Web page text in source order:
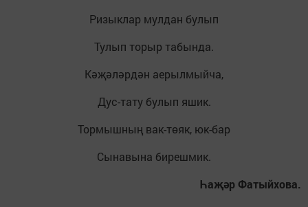
Ризыклар мулдан булып
Тулып торыр табында.
Кәҗәләрдән аерылмыйча,
Дус-тату булып яшик.
Тормышның вак-төяк, юк-бар
Сынавына бирешмик.
Һаҗәр Фатыйхова.